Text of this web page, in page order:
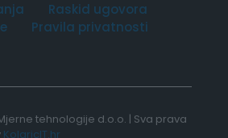
Raskid ugovora
Pravila privatnosti
tehnologije d.o.o. | Sva prava
KolaricIT.hr